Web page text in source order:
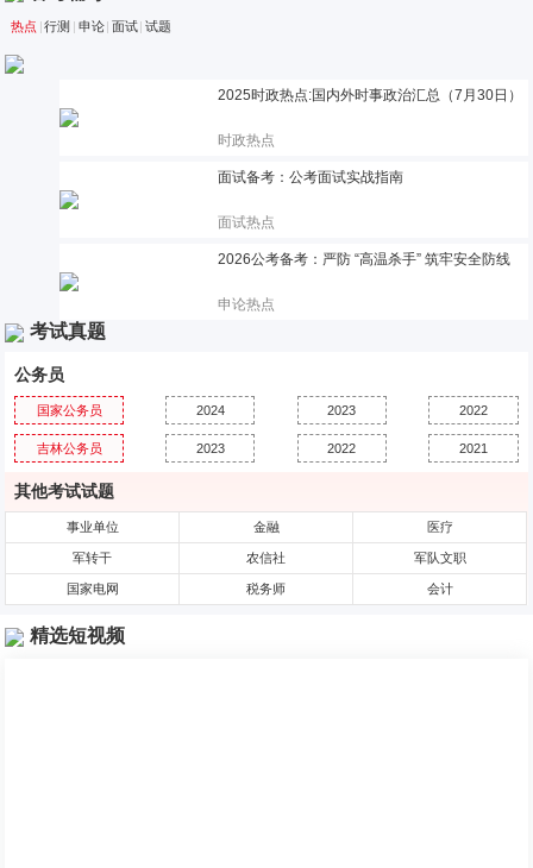
热点 | 行测 | 申论| 面试| 试题
2025时政热点:国内外时事政治汇总（7月30日）
时政热点
面试备考：公考面试实战指南
面试热点
2026公考备考：严防 “高温杀手” 筑牢安全防线
申论热点
考试真题
公务员
国家公务员 2024 2023 2022
吉林公务员 2023 2022 2021
其他考试试题
事业单位 金融 医疗
军转干 农信社 军队文职
国家电网 税务师 会计
精选短视频